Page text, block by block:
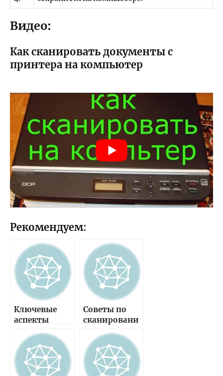
Видео:
Как сканировать документы с
принтера на компьютер
Рекомендуем:
Ключевые
аспекты
оценки
качества
печати
принтера —
подробные
Советы по
сканировани
принтере
Canon для
достижения
максимально